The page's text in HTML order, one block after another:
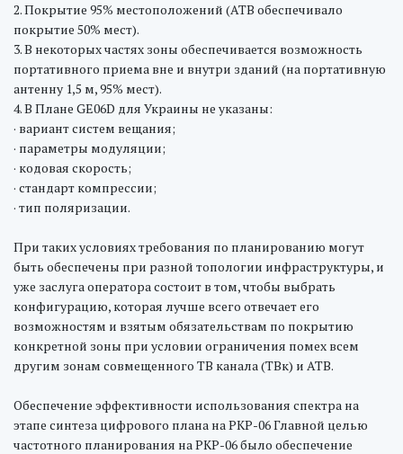
2. Покрытие 95% местоположений (АТВ обеспечивало
покрытие 50% мест).
3. В некоторых частях зоны обеспечивается возможность
портативного приема вне и внутри зданий (на портативную
антенну 1,5 м, 95% мест).
4. В Плане GE06D для Украины не указаны:
· вариант систем вещания;
· параметры модуляции;
· кодовая скорость;
· стандарт компрессии;
· тип поляризации.
При таких условиях требования по планированию могут
быть обеспечены при разной топологии инфраструктуры, и
уже заслуга оператора состоит в том, чтобы выбрать
конфигурацию, которая лучше всего отвечает его
возможностям и взятым обязательствам по покрытию
конкретной зоны при условии ограничения помех всем
другим зонам совмещенного ТВ канала (ТВк) и АТВ.
Обеспечение эффективности использования спектра на
этапе синтеза цифрового плана на РКР-06 Главной целью
частотного планирования на РКР-06 было обеспечение